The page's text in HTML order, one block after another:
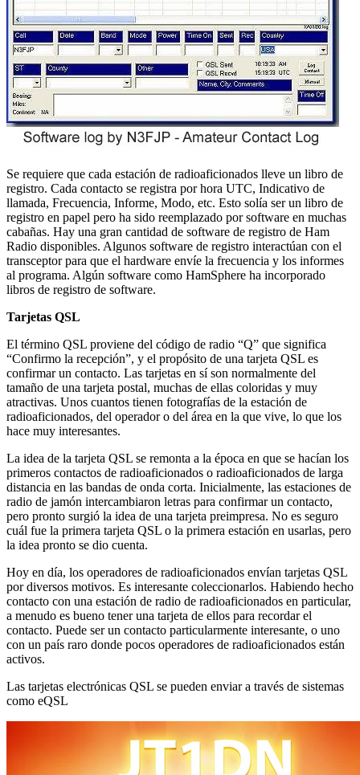
Se requiere que cada estación de radioaficionados lleve un libro de
registro. Cada contacto se registra por hora UTC, Indicativo de
llamada, Frecuencia, Informe, Modo, etc. Esto solía ser un libro de
registro en papel pero ha sido reemplazado por software en muchas
cabañas. Hay una gran cantidad de software de registro de Ham
Radio disponibles. Algunos software de registro interactúan con el
transceptor para que el hardware envíe la frecuencia y los informes
al programa. Algún software como HamSphere ha incorporado
libros de registro de software.
Tarjetas QSL
El término QSL proviene del código de radio “Q” que significa
“Confirmo la recepción”, y el propósito de una tarjeta QSL es
confirmar un contacto. Las tarjetas en sí son normalmente del
tamaño de una tarjeta postal, muchas de ellas coloridas y muy
atractivas. Unos cuantos tienen fotografías de la estación de
radioaficionados, del operador o del área en la que vive, lo que los
hace muy interesantes.
La idea de la tarjeta QSL se remonta a la época en que se hacían los
primeros contactos de radioaficionados o radioaficionados de larga
distancia en las bandas de onda corta. Inicialmente, las estaciones de
radio de jamón intercambiaron letras para confirmar un contacto,
pero pronto surgió la idea de una tarjeta preimpresa. No es seguro
cuál fue la primera tarjeta QSL o la primera estación en usarlas, pero
la idea pronto se dio cuenta.
Hoy en día, los operadores de radioaficionados envían tarjetas QSL
por diversos motivos. Es interesante coleccionarlos. Habiendo hecho
contacto con una estación de radio de radioaficionados en particular,
a menudo es bueno tener una tarjeta de ellos para recordar el
contacto. Puede ser un contacto particularmente interesante, o uno
con un país raro donde pocos operadores de radioaficionados están
activos.
Las tarjetas electrónicas QSL se pueden enviar a través de sistemas
como eQSL